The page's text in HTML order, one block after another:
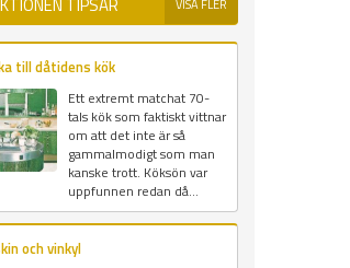
TIPSAR VISA FLER
till dåtidens kök
Ett extremt matchat 70-
tals kök som faktiskt vittnar
om att det inte är så
gammalmodigt som man
kanske trott. Köksön var
uppfunnen redan då...
och vinkyl